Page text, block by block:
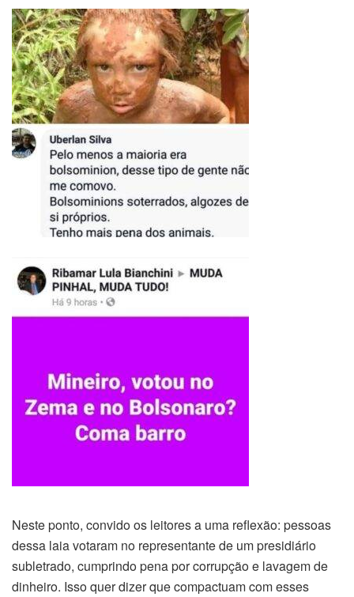
Neste ponto, convido os leitores a uma reflexão: pessoas
dessa laia votaram no representante de um presidiário
subletrado, cumprindo pena por corrupção e lavagem de
dinheiro. Isso quer dizer que compactuam com esses